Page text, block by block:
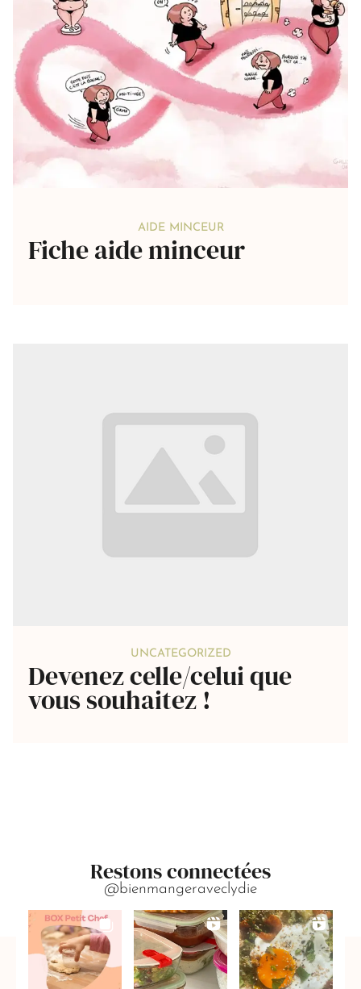
AIDE MINCEUR
Fiche aide minceur
UNCATEGORIZED
Devenez celle/celui que
vous souhaitez !
Restons connectées
@bienmangeraveclydie